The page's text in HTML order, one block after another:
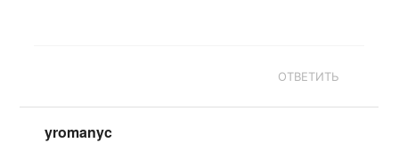
ОТВЕТИТЬ
yromanyc